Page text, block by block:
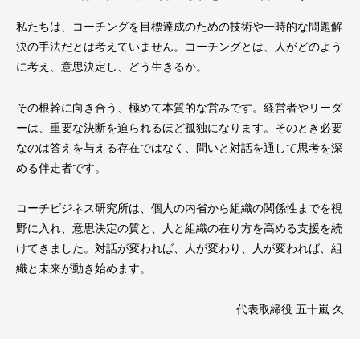
私たちは、コーチングを目標達成のための技術や一時的な問題解
決の手法だとは考えていません。コーチングとは、人がどのよう
に考え、意思決定し、どう生きるか。
その根幹に向き合う、極めて本質的な営みです。経営者やリーダ
ーは、重要な決断を迫られるほど孤独になります。そのとき必要
なのは答えを与える存在ではなく、問いと対話を通して思考を深
める伴走者です。
コーチビジネス研究所は、個人の内省から組織の関係性までを視
野に入れ、意思決定の質と、人と組織の在り方を高める支援を続
けてきました。対話が変われば、人が変わり、人が変われば、組
織と未来が動き始めます。
代表取締役 五十嵐 久